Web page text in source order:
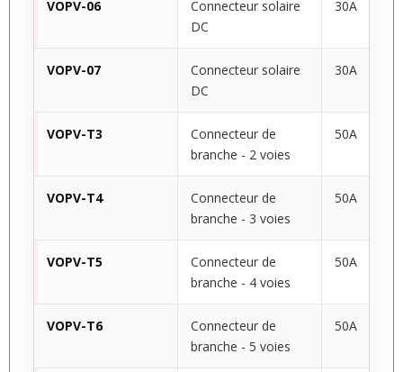
VOPV-06
Connecteur solaire
DC
30A
VOPV-07
Connecteur solaire
DC
30A
VOPV-T3
Connecteur de
branche - 2 voies
50A
VOPV-T4
Connecteur de
branche - 3 voies
50A
VOPV-T5
Connecteur de
branche - 4 voies
50A
VOPV-T6
Connecteur de
branche - 5 voies
50A